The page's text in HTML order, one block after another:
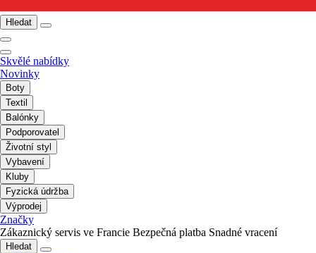
Hledat
Skvělé nabídky
Novinky
Boty
Textil
Balónky
Podporovatel
Životní styl
Vybavení
Kluby
Fyzická údržba
Výprodej
Značky
Zákaznický servis ve Francie Bezpečná platba Snadné vracení
Hledat